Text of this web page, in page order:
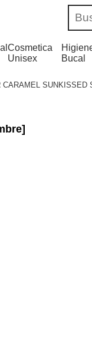
Cosmetica
Unisex
Bucal
CARAMEL SUNKISSED